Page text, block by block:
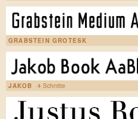
GRABSTEIN GROTESK
JAKOB 4 Schnitte